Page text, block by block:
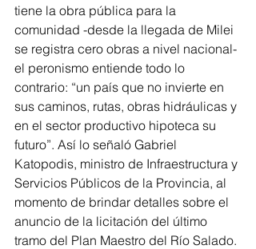
tiene la obra pública para la
comunidad -desde la llegada de Milei
se registra cero obras a nivel nacional-
el peronismo entiende todo lo
contrario: “un país que no invierte en
sus caminos, rutas, obras hidráulicas y
en el sector productivo hipoteca su
futuro”. Así lo señaló Gabriel
Katopodis, ministro de Infraestructura y
Servicios Públicos de la Provincia, al
momento de brindar detalles sobre el
anuncio de la licitación del último
tramo del Plan Maestro del Río Salado.